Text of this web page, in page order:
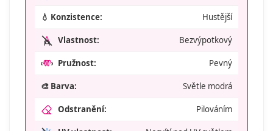
💧 Konzistence: Hustější
Vlastnost: Bezvýpotkový
Pružnost: Pevný
🎨 Barva: Světle modrá
Odstranění: Pilováním